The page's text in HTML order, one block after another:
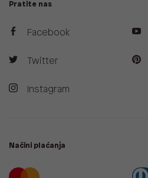
Pratite nas
Facebook
Twitter
Instagram
Načini plaćanja